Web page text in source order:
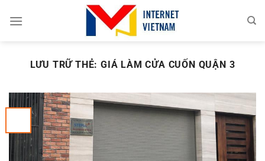
đến
LƯU TRỮ THẺ: GIÁ LÀM CỬA CUỐN QUẬN 3